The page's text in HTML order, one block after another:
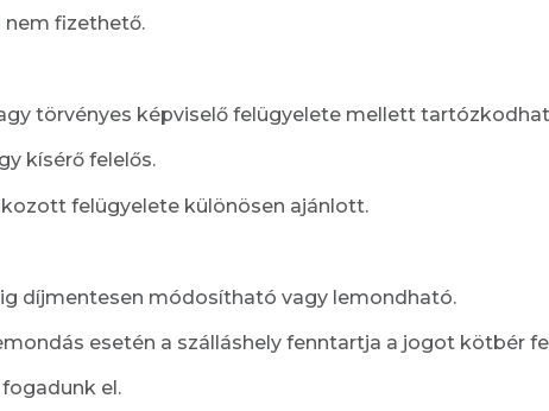
nem fizethető.
törvényes képviselő felügyelete mellett
kísérő felelős.
felügyelete különösen ajánlott.
díjmentesen módosítható vagy lemondható.
esetén a szálláshely fenntartja a jogot kötbér
el.